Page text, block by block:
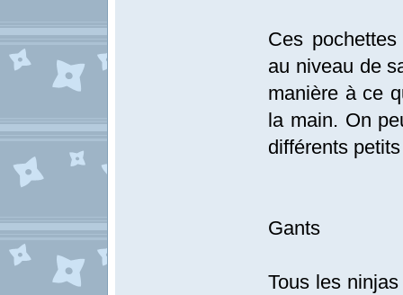
Ces
au niveau de
manière à ce
la main. On
différents
Gants
Tous les